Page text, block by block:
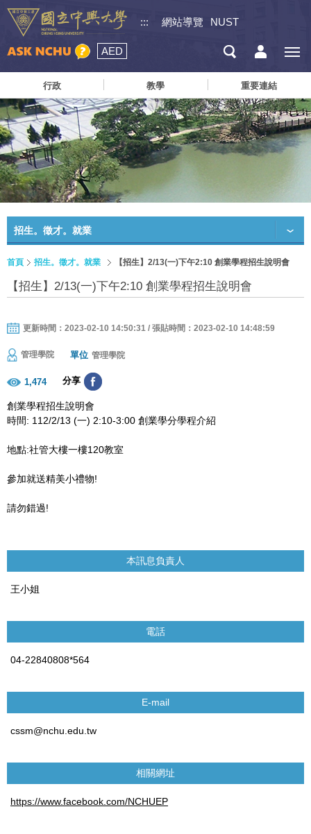
::: 網站導覽 NUST
AED
行政 教學 重要連結
招生。徵才。就業
首頁 招生。徵才。就業 【招生】2/13(一)下午2:10 創業學程招生說明會
【招生】2/13(一)下午2:10 創業學程招生說明會
更新時間：2023-02-10 14:50:31 / 張貼時間：2023-02-10 14:48:59
管理學院 單位 管理學院
1,474 分享
創業學程招生說明會
時間: 112/2/13 (一) 2:10-3:00 創業學分學程介紹
地點:社管大樓一樓120教室
參加就送精美小禮物!
請勿錯過!
本訊息負責人
王小姐
電話
04-22840808*564
E-mail
cssm@nchu.edu.tw
相關網址
https://www.facebook.com/NCHUEP